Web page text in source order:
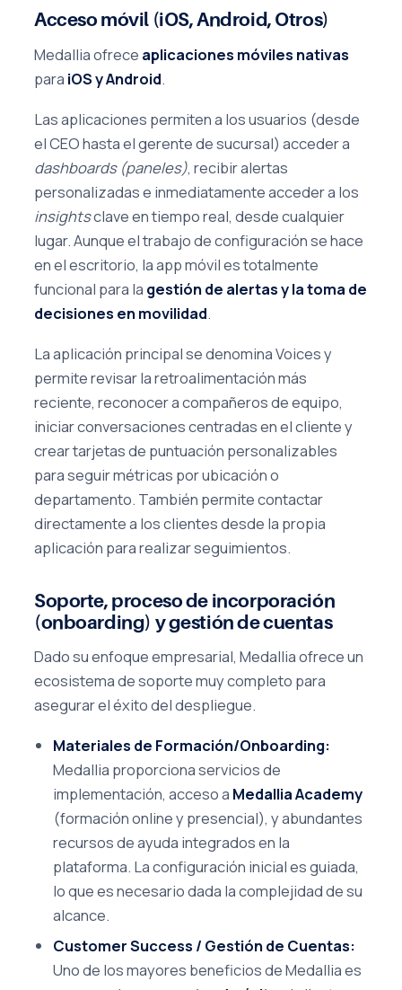
Acceso móvil (iOS, Android, Otros)
Medallia ofrece aplicaciones móviles nativas
para iOS y Android.
Las aplicaciones permiten a los usuarios (desde
el CEO hasta el gerente de sucursal) acceder a
dashboards (paneles), recibir alertas
personalizadas e inmediatamente acceder a los
insightsclave en tiempo real, desde cualquier
lugar. Aunque el trabajo de configuración se hace
en el escritorio, la app móvil es totalmente
funcional para la gestión de alertas y la toma de
decisiones en movilidad.
La aplicación principal se denomina Voices y
permite revisar la retroalimentación más
reciente, reconocer a compañeros de equipo,
iniciar conversaciones centradas en el cliente y
crear tarjetas de puntuación personalizables
para seguir métricas por ubicación o
departamento. También permite contactar
directamente a los clientes desde la propia
aplicación para realizar seguimientos.
Soporte, proceso de incorporación
(onboarding) y gestión de cuentas
Dado su enfoque empresarial, Medallia ofrece un
ecosistema de soporte muy completo para
asegurar el éxito del despliegue.
Materiales de Formación/Onboarding:
Medallia proporciona servicios de
implementación, acceso a Medallia Academy
(formación online y presencial), y abundantes
recursos de ayuda integrados en la
plataforma. La configuración inicial es guiada,
lo que es necesario dada la complejidad de su
alcance.
Customer Success / Gestión de Cuentas:
Uno de los mayores beneficios de Medallia es